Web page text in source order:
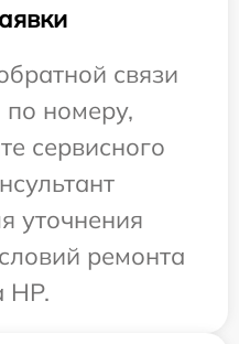
связи
номеру,
сервисного
уточнения
ремонта
HP.